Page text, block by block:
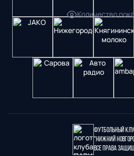
Количество
Футбольный
"Нижний
Все права